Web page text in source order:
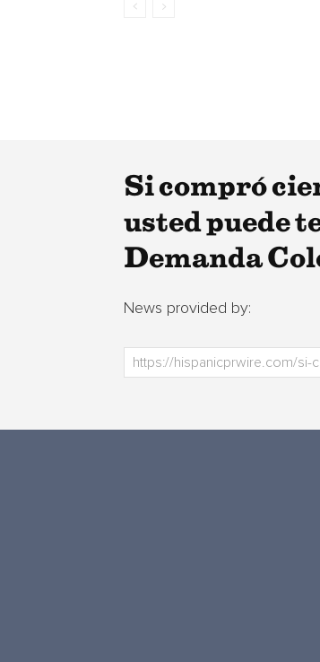
Si compró
usted puede
Demanda
News provided by: